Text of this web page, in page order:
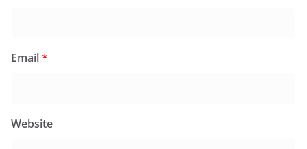
Email*
Website